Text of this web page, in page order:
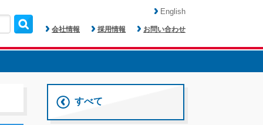
会社情報 採用情報 お問い合わせ
English
すべて